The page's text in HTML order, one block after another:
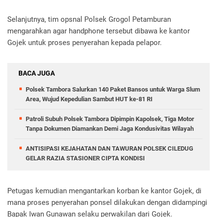
Selanjutnya, tim opsnal Polsek Grogol Petamburan
mengarahkan agar handphone tersebut dibawa ke kantor
Gojek untuk proses penyerahan kepada pelapor.
BACA JUGA
Polsek Tambora Salurkan 140 Paket Bansos untuk Warga Slum
Area, Wujud Kepedulian Sambut HUT ke-81 RI
Patroli Subuh Polsek Tambora Dipimpin Kapolsek, Tiga Motor
Tanpa Dokumen Diamankan Demi Jaga Kondusivitas Wilayah
ANTISIPASI KEJAHATAN DAN TAWURAN POLSEK CILEDUG
GELAR RAZIA STASIONER CIPTA KONDISI
Petugas kemudian mengantarkan korban ke kantor Gojek, di
mana proses penyerahan ponsel dilakukan dengan didampingi
Bapak Iwan Gunawan selaku perwakilan dari Gojek.